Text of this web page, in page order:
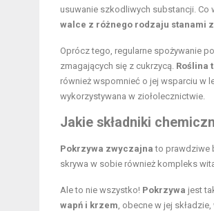
usuwanie szkodliwych substancji. Co
walce z różnego rodzaju stanami
Oprócz tego, regularne spożywanie
zmagających się z cukrzycą. Roślina
również wspomnieć o jej wsparciu w
wykorzystywana w ziołolecznictwie.
Jakie składniki
Pokrzywa zwyczajna to prawdziwe
skrywa w sobie również kompleks
Ale to nie wszystko! Pokrzywa jest
wapń i krzem, obecne w jej